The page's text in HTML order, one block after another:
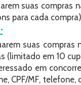
suas compras
para cada
suas
(limitado em 10
em
CPF/MF,